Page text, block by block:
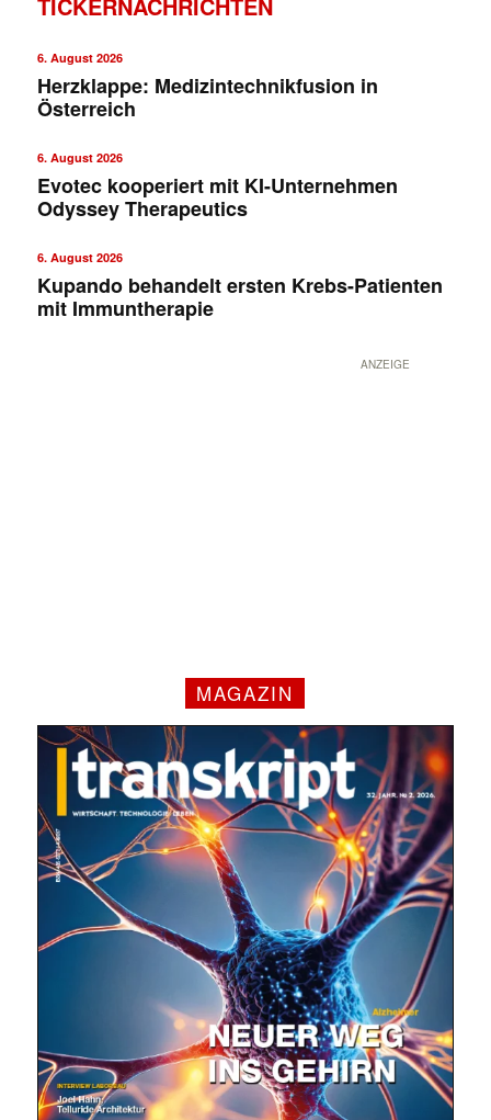
6. August 2026
Herzklappe: Medizintechnikfusion in
Österreich
6. August 2026
Evotec kooperiert mit KI-Unternehmen
Odyssey Therapeutics
6. August 2026
Kupando behandelt ersten Krebs-Patienten
mit Immuntherapie
ANZEIGE
MAGAZIN